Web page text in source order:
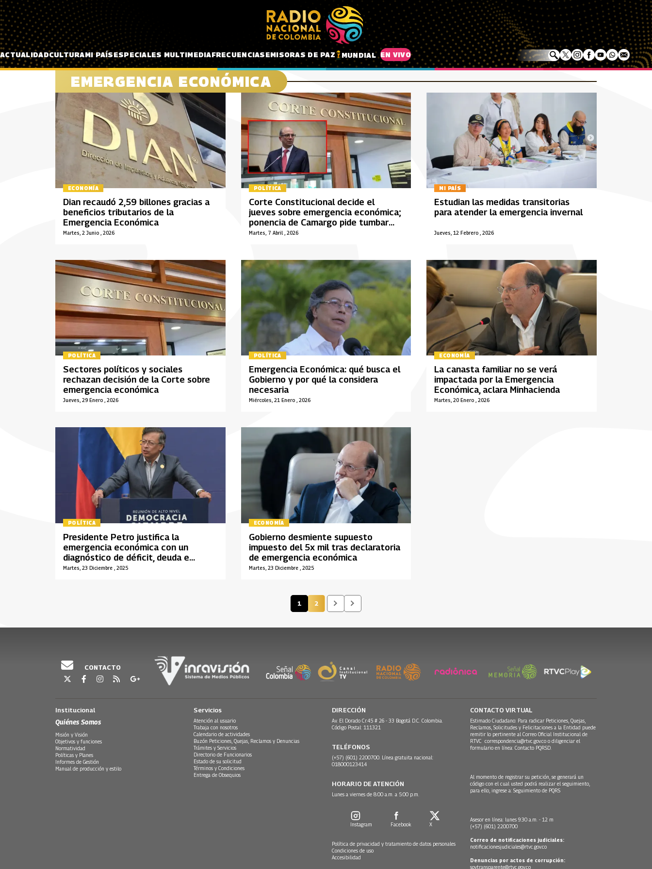
Pasar al contenido principal
ACTUALIDADCULTURAMI PAÍSESPECIALES MULTIMEDIAFRECUENCIASEMISORAS DE PAZ MUNDIAL EN VIVO
EMERGENCIA ECONÓMICA
ECONOMÍA
Martes, 2 Junio , 2026
Dian recaudó 2,59 billones gracias a
beneficios tributarios de la
Emergencia Económica
POLÍTICA
Martes, 7 Abril , 2026
Corte Constitucional decide el
jueves sobre emergencia económica;
ponencia de Camargo pide tumbar
decreto
MI PAÍS
Jueves, 12 Febrero , 2026
Estudian las medidas transitorias
para atender la emergencia invernal
POLÍTICA
Jueves, 29 Enero , 2026
Sectores políticos y sociales
rechazan decisión de la Corte sobre
emergencia económica
POLÍTICA
Miércoles, 21 Enero , 2026
Emergencia Económica: qué busca el
Gobierno y por qué la considera
necesaria
ECONOMÍA
Martes, 20 Enero , 2026
La canasta familiar no se verá
impactada por la Emergencia
Económica, aclara Minhacienda
POLÍTICA
Martes, 23 Diciembre , 2025
Presidente Petro justifica la
emergencia económica con un
diagnóstico de déficit, deuda e
intereses
ECONOMÍA
Martes, 23 Diciembre , 2025
Gobierno desmiente supuesto
impuesto del 5x mil tras declaratoria
de emergencia económica
Página actual
1 Página
2
CONTACTO
Institucional
Quiénes Somos
Misión y Visión
Objetivos y funciones
Normatividad
Políticas y Planes
Informes de Gestión
Manual de producción y estilo
Servicios
Atención al usuario
Trabaja con nosotros
Calendario de actividades
Buzón Peticiones, Quejas, Reclamos y Denuncias
Trámites y Servicios
Directorio de Funcionarios
Estado de su solicitud
Términos y Condiciones
Entrega de Obsequios
DIRECCIÓN
Av. El Dorado Cr.45 # 26 - 33 Bogotá D.C. Colombia.
Código Postal: 111321
TELÉFONOS
(+57) (601) 2200700. Línea gratuita nacional:
018000123414
HORARIO DE ATENCIÓN
Lunes a viernes de 8:00 a.m. a 5:00 p.m.
Instagram Facebook X
Política de privacidad y tratamiento de datos personales
Condiciones de uso
Accesibilidad
CONTACTO VIRTUAL
Estimado Ciudadano: Para radicar Peticiones, Quejas,
Reclamos, Solicitudes y Felicitaciones a la Entidad puede
remitir lo pertinente al Correo Oficial Institucional de
RTVC correspondencia@rtvc.gov.co o diligenciar el
formulario en línea: Contacto PQRSD.
Al momento de registrar su petición, se generará un
código con el cual usted podrá realizar el seguimiento,
para ello, ingrese a: Seguimiento de PQRS
Asesor en línea: lunes 9:30 a.m. - 12 m
(+57) (601) 2200700
Correo de notificaciones judiciales:
notificacionesjudiciales@rtvc.gov.co
Denuncias por actos de corrupción:
soytransparente@rtvc.gov.co